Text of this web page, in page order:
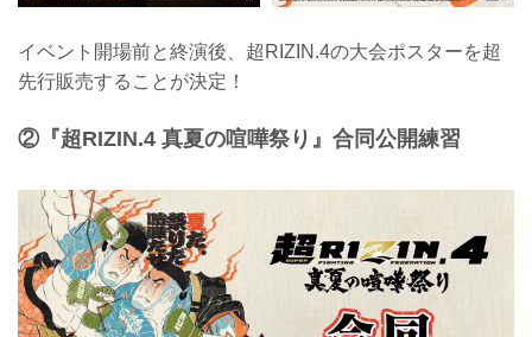
イベント開場前と終演後、超RIZIN.4の大会ポスターを超
先行販売することが決定！
②『超RIZIN.4 真夏の喧嘩祭り』合同公開練習